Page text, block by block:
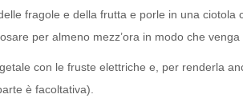
fragole e della frutta e porle in una
per almeno mezz’ora in modo che
con le fruste elettriche e, per renderla
è facoltativa).